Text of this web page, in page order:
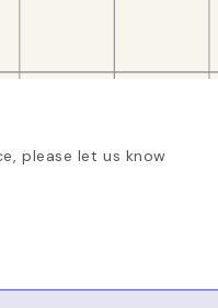
please let us know